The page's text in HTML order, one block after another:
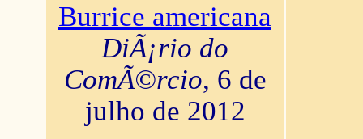
Burrice americana
DiÃ¡rio do
ComÃ©rcio, 6 de
julho de 2012